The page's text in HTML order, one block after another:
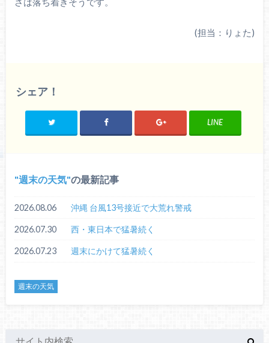
(担当：りょた)
シェア！
LINE
週末の天気 の最新記事
2026.08.06 沖縄 台風13号接近で大荒れ警戒
2026.07.30 西・東日本で猛暑続く
2026.07.23 週末にかけて猛暑続く
週末の天気